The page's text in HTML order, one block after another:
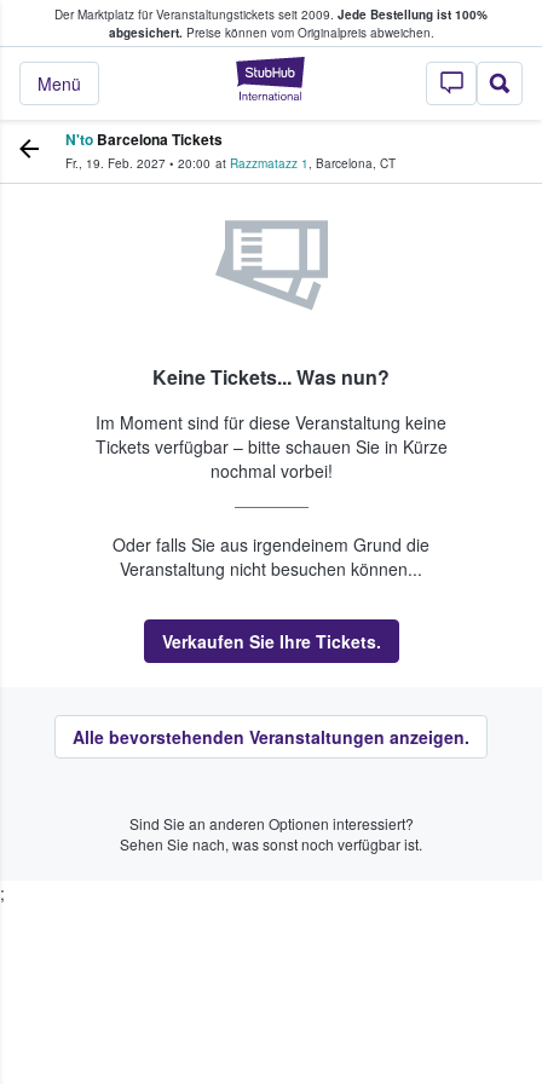
Der Marktplatz für Veranstaltungstickets seit 2009. Jede Bestellung ist 100%
abgesichert.Preise können vom Originalpreis abweichen.
StubHub - Wo
Menü
Tickets kaufen & verkaufen
N'to Barcelona Tickets
Fr., 19. Feb. 2027 • 20:00 at Razzmatazz 1, Barcelona, CT
Keine Tickets... Was nun?
Im Moment sind für diese Veranstaltung keine
Tickets verfügbar – bitte schauen Sie in Kürze
nochmal vorbei!
Oder falls Sie aus irgendeinem Grund die
Veranstaltung nicht besuchen können...
Verkaufen Sie Ihre Tickets.
Alle bevorstehenden Veranstaltungen anzeigen.
Sind Sie an anderen Optionen interessiert?
Sehen Sie nach, was sonst noch verfügbar ist.
;